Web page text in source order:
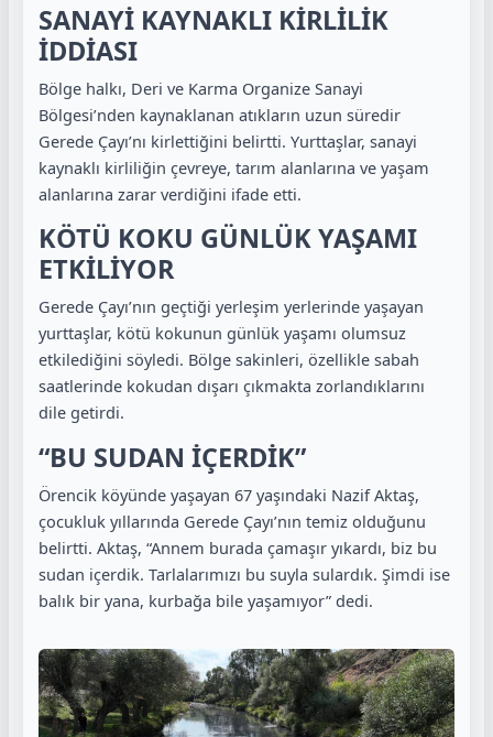
SANAYİ KAYNAKLI KİRLİLİK
İDDİASI
Bölge halkı, Deri ve Karma Organize Sanayi
Bölgesi’nden kaynaklanan atıkların uzun süredir
Gerede Çayı’nı kirlettiğini belirtti. Yurttaşlar, sanayi
kaynaklı kirliliğin çevreye, tarım alanlarına ve yaşam
alanlarına zarar verdiğini ifade etti.
KÖTÜ KOKU GÜNLÜK YAŞAMI
ETKİLİYOR
Gerede Çayı’nın geçtiği yerleşim yerlerinde yaşayan
yurttaşlar, kötü kokunun günlük yaşamı olumsuz
etkilediğini söyledi. Bölge sakinleri, özellikle sabah
saatlerinde kokudan dışarı çıkmakta zorlandıklarını
dile getirdi.
“BU SUDAN İÇERDİK”
Örencik köyünde yaşayan 67 yaşındaki Nazif Aktaş,
çocukluk yıllarında Gerede Çayı’nın temiz olduğunu
belirtti. Aktaş, “Annem burada çamaşır yıkardı, biz bu
sudan içerdik. Tarlalarımızı bu suyla sulardık. Şimdi ise
balık bir yana, kurbağa bile yaşamıyor” dedi.